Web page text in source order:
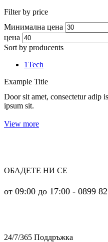
Filter by price
Минимална цена
цена
Sort by producents
1Tech
Example Title
Door sit amet, consectetur adip
ipsum sit.
View more
ОБАДЕТЕ НИ СЕ
от 09:00 до 17:00 - 0899
24/7/365 Поддръжка